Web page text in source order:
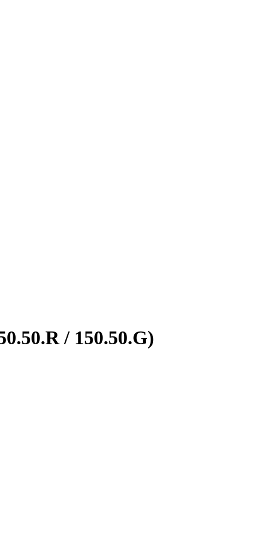
/ 150.50.G)